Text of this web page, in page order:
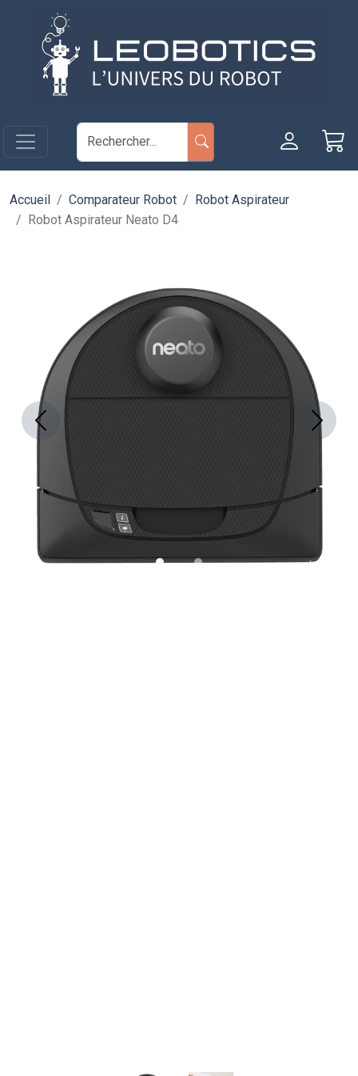
Aller au contenu principal
Accueil Comparateur Robot
Robot Aspirateur
Robot Aspirateur Neato D4
Previous Next
Panneau de gestion des cookies